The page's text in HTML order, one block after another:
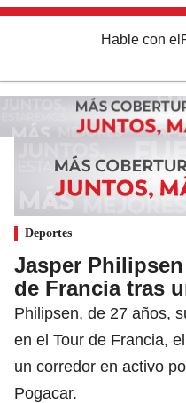
Hable con el
Deportes
Jasper
de Francia tras
Philipsen, de 27 años,
en el Tour de Francia,
un corredor en activo
Pogacar.